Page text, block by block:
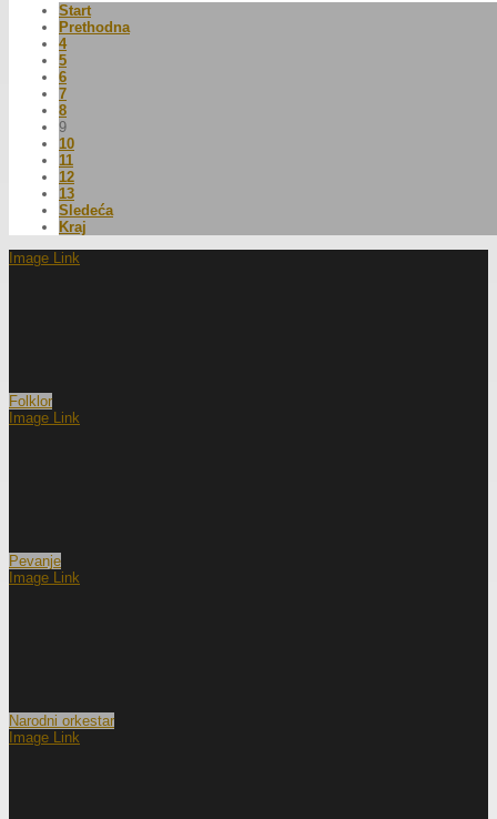
Start
Prethodna
4
5
6
7
8
9
10
11
12
13
Sledeća
Kraj
Image Link
Folklor
Image Link
Pevanje
Image Link
Narodni orkestar
Image Link